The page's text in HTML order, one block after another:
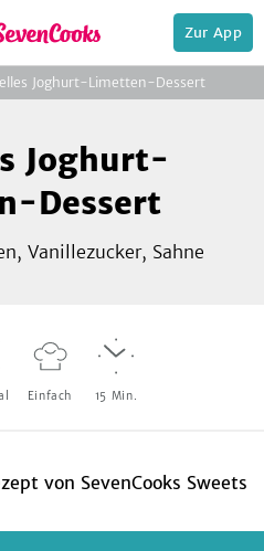
Zur App
Joghurt-Limetten-Dessert
Foto:SevenCooks
Foto:SevenCooks
Foto:SevenCooks
Joghurt-
Dessert
Vanillezucker, Sahne
Einfach 15 Min.
von SevenCooks Sweets